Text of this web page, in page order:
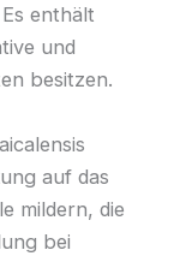
enthält
und
besitzen.
auf das
mildern, die
bei